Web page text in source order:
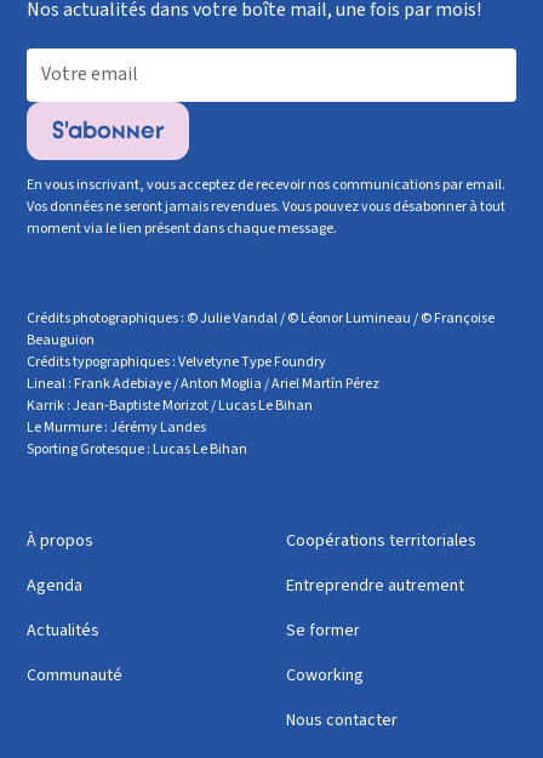
Nos actualités dans votre boîte mail, une fois par mois!
En vous inscrivant, vous acceptez de recevoir nos communications par email.
Vos données ne seront jamais revendues. Vous pouvez vous désabonner à tout
moment via le lien présent dans chaque message.
Crédits photographiques : © Julie Vandal / © Léonor Lumineau / © Françoise
Beauguion
Crédits typographiques : Velvetyne Type Foundry
Lineal : Frank Adebiaye / Anton Moglia / Ariel Martín Pérez
Karrik : Jean-Baptiste Morizot / Lucas Le Bihan
Le Murmure : Jérémy Landes
Sporting Grotesque : Lucas Le Bihan
À propos
Agenda
Actualités
Communauté
Coopérations territoriales
Entreprendre autrement
Se former
Coworking
Nous contacter